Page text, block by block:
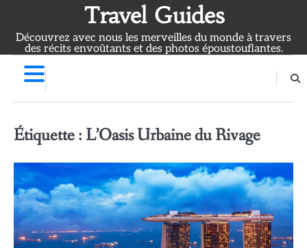
content
Travel Guides
Découvrez avec nous les merveilles du monde à travers
des récits envoûtants et des photos époustouflantes.
Étiquette : L’Oasis Urbaine du Rivage